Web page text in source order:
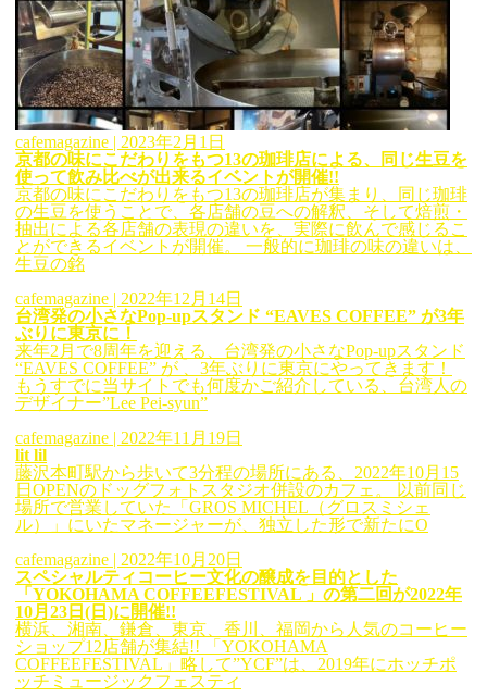
cafemagazine | 2023年2月1日
京都の味にこだわりをもつ13の珈琲店による、同じ生豆を
使って飲み比べが出来るイベントが開催!!
京都の味にこだわりをもつ13の珈琲店が集まり、同じ珈琲
の生豆を使うことで、各店舗の豆への解釈、そして焙煎・
抽出による各店舗の表現の違いを、実際に飲んで感じるこ
とができるイベントが開催。 一般的に珈琲の味の違いは、
生豆の銘
cafemagazine | 2022年12月14日
台湾発の小さなPop-upスタンド “EAVES COFFEE” が3年
ぶりに東京に！
来年2月で8周年を迎える、台湾発の小さなPop-upスタンド
“EAVES COFFEE” が 、3年ぶりに東京にやってきます！
もうすでに当サイトでも何度かご紹介している、台湾人の
デザイナー”Lee Pei-syun”
cafemagazine | 2022年11月19日
lit lil
藤沢本町駅から歩いて3分程の場所にある、2022年10月15
日OPENのドッグフォトスタジオ併設のカフェ。 以前同じ
場所で営業していた「GROS MICHEL（グロスミシェ
ル）」にいたマネージャーが、独立した形で新たにO
cafemagazine | 2022年10月20日
スペシャルティコーヒー文化の醸成を目的とした
「YOKOHAMA COFFEEFESTIVAL 」の第二回が2022年
10月23日(日)に開催!!
横浜、湘南、鎌倉、東京、香川、福岡から人気のコーヒー
ショップ12店舗が集結!! 「YOKOHAMA
COFFEEFESTIVAL」略して”YCF”は、2019年にホッチポ
ッチミュージックフェスティ